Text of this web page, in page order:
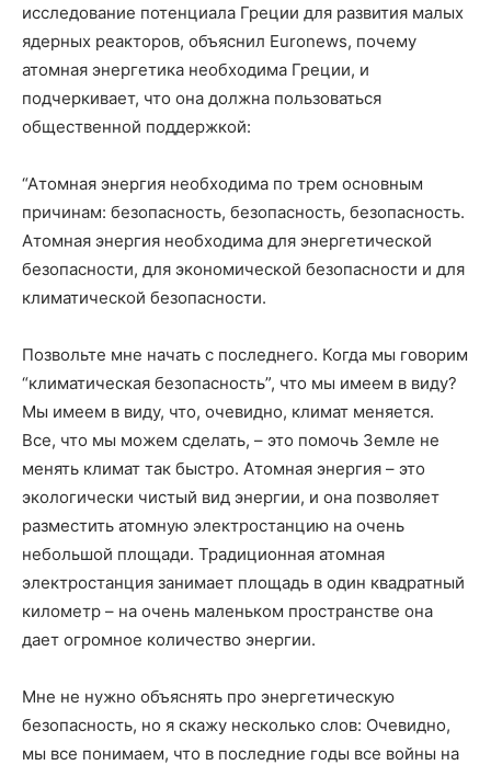
исследование потенциала Греции для развития малых
ядерных реакторов, объяснил Euronews, почему
атомная энергетика необходима Греции, и
подчеркивает, что она должна пользоваться
общественной поддержкой:
“Атомная энергия необходима по трем основным
причинам: безопасность, безопасность, безопасность.
Атомная энергия необходима для энергетической
безопасности, для экономической безопасности и для
климатической безопасности.
Позвольте мне начать с последнего. Когда мы говорим
“климатическая безопасность”, что мы имеем в виду?
Мы имеем в виду, что, очевидно, климат меняется.
Все, что мы можем сделать, – это помочь Земле не
менять климат так быстро. Атомная энергия – это
экологически чистый вид энергии, и она позволяет
разместить атомную электростанцию на очень
небольшой площади. Традиционная атомная
электростанция занимает площадь в один квадратный
километр – на очень маленьком пространстве она
дает огромное количество энергии.
Мне не нужно объяснять про энергетическую
безопасность, но я скажу несколько слов: Очевидно,
мы все понимаем, что в последние годы все войны на